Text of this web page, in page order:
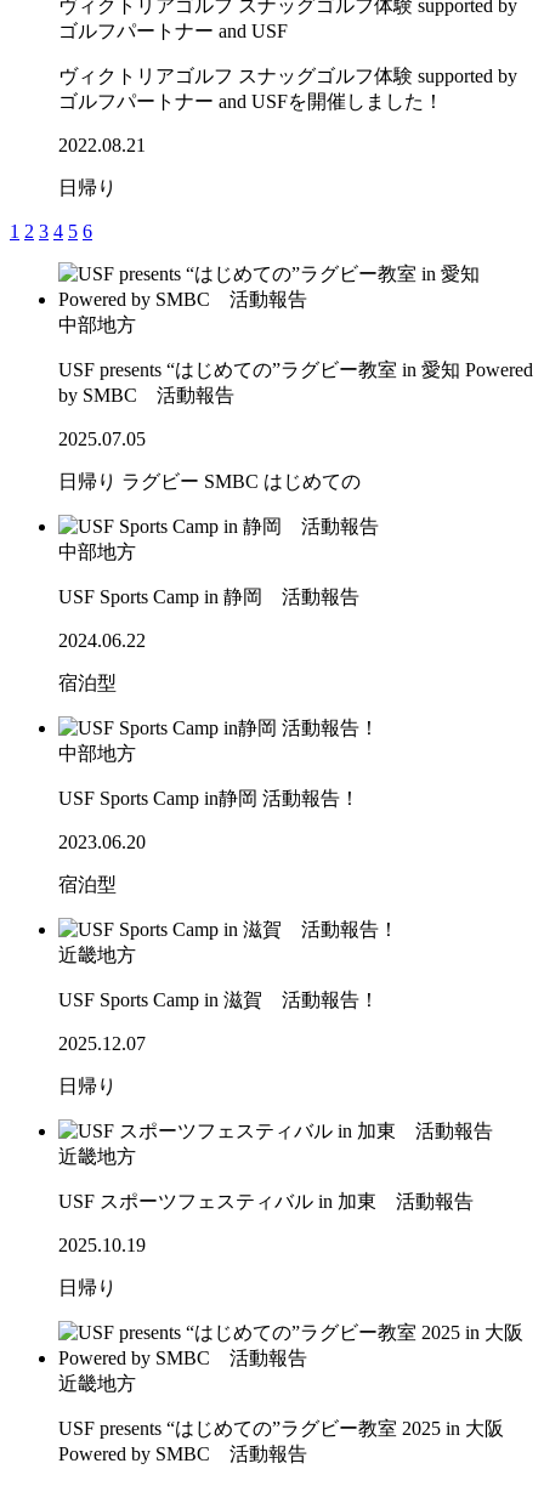
ヴィクトリアゴルフ スナッグゴルフ体験 supported by
ゴルフパートナー and USF
ヴィクトリアゴルフ スナッグゴルフ体験 supported by
ゴルフパートナー and USFを開催しました！
2022.08.21
日帰り
1 2 3 4 5 6
中部地方
USF presents “はじめての”ラグビー教室 in 愛知 Powered
by SMBC 活動報告
2025.07.05
日帰り ラグビー SMBC はじめての
中部地方
USF Sports Camp in 静岡 活動報告
2024.06.22
宿泊型
中部地方
USF Sports Camp in静岡 活動報告！
2023.06.20
宿泊型
近畿地方
USF Sports Camp in 滋賀 活動報告！
2025.12.07
日帰り
近畿地方
USF スポーツフェスティバル in 加東 活動報告
2025.10.19
日帰り
近畿地方
USF presents “はじめての”ラグビー教室 2025 in 大阪
Powered by SMBC 活動報告